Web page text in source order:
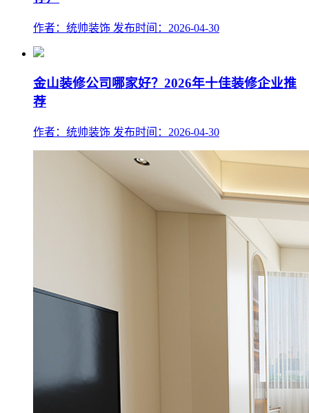
作者：统帅装饰 发布时间：2026-04-30
金山装修公司哪家好？2026年十佳装修企业推
荐
作者：统帅装饰 发布时间：2026-04-30